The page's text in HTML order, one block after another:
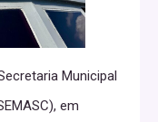
Municipal
em